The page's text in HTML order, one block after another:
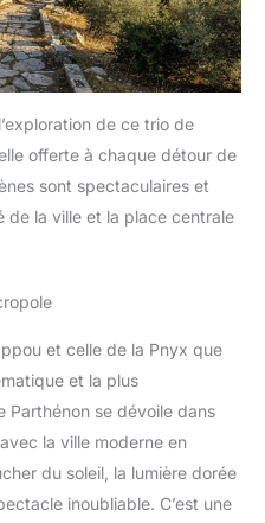
de ce trio de
offerte à chaque détour de
sont spectaculaires et
de la ville et la place centrale
et celle de la Pnyx que
et la plus
Parthénon se dévoile dans
la ville moderne en
du soleil, la lumière dorée
inoubliable. C’est une